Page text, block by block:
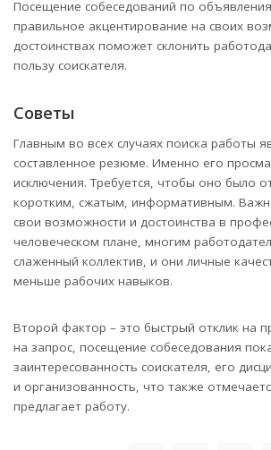
Посещение собеседований по
правильное акцентирование на своих
достоинствах поможет склонить
пользу соискателя.
Советы
Главным во всех случаях поиска работы
составленное резюме. Именно его
исключения. Требуется, чтобы оно было
коротким, сжатым, информативным.
свои возможности и достоинства в
человеческом плане, многим
слаженный коллектив, и они личные
меньше рабочих навыков.
Второй фактор – это быстрый отклик на
на запрос, посещение собеседования
заинтересованность соискателя, его
и организованность, что также
предлагает работу.